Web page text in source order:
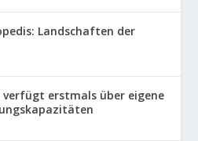
Landschaften der
verfügt erstmals über eigene